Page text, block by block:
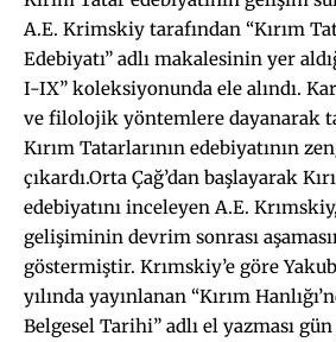
A.E. Krimskiy tarafından “Kırım
Edebiyatı” adlı makalesinin yer
I-IX” koleksiyonunda ele alındı.
ve filolojik yöntemlere dayanarak
Kırım Tatarlarının edebiyatının
çıkardı.Orta Çağ’dan başlayarak
edebiyatını inceleyen A.E.
gelişiminin devrim sonrası
göstermiştir. Krımskiy’e göre
yılında yayınlanan “Kırım
Belgesel Tarihi” adlı el yazması